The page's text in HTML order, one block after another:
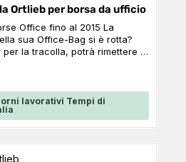
Ortlieb per borsa da ufficio
Office fino al 2015 La
sua Office-Bag si è rotta?
la tracolla, potrà rimettere in
lavorativi Tempi di